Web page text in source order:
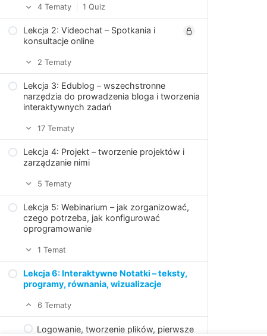
4 Tematy 1 Quiz
Jak współdzielić pliki korzystając z
Dysku?
Zadanie: Wklej link do udostępnionego
pliku
Edytor tekstu online
Wprowadzenie do tworzenia diagramów,
drzew decyzyjnych
Mapy myśli, schematy
Lekcja 2: Videochat – Spotkania i
konsultacje online
2 Tematy
Wirtualne konsultacje z Videochatem
Funkcje usługi Videochat
Lekcja 3: Edublog – wszechstronne
narzędzia do prowadzenia bloga i tworzenia
interaktywnych zadań
17 Tematy
Jak rozpocząć korzystanie z Edubloga?
Jak publikować strony w Edublogu?
Jak wykorzystać Otwarte Zasoby
Dodawanie interakcji “Image Hotspots”
Dodawanie interakcji Przenikające się
obrazy (Image Juxtaposition)
Dodawanie interakcji: Fiszki z Dialog
Lekcja 4: Projekt – tworzenie projektów i
zarządzanie nimi
5 Tematy
Jak stworzyć pierwszy projekt?
Budowanie zespołu projektowego
członkom zespołu
Jeśli projekt, to może STEAM-owy?
Lekcja 5: Webinarium – jak zorganizować,
czego potrzeba, jak konfigurować
oprogramowanie
1 Temat
Webinaria, relacje na żywo z OBS Studio
Lekcja 6: Interaktywne Notatki – teksty,
programy, równania, wizualizacje
6 Tematy
Logowanie, tworzenie plików, pierwsze